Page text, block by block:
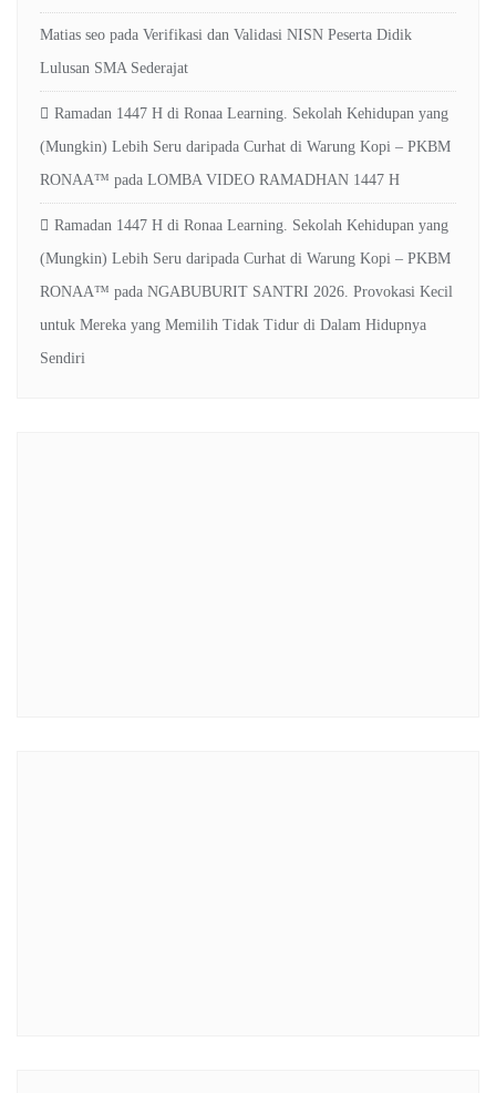
Matias seo pada Verifikasi dan Validasi NISN Peserta Didik
Lulusan SMA Sederajat
Ramadan 1447 H di Ronaa Learning. Sekolah Kehidupan yang
(Mungkin) Lebih Seru daripada Curhat di Warung Kopi – PKBM
RONAA™ pada LOMBA VIDEO RAMADHAN 1447 H
Ramadan 1447 H di Ronaa Learning. Sekolah Kehidupan yang
(Mungkin) Lebih Seru daripada Curhat di Warung Kopi – PKBM
RONAA™ pada NGABUBURIT SANTRI 2026. Provokasi Kecil
untuk Mereka yang Memilih Tidak Tidur di Dalam Hidupnya
Sendiri